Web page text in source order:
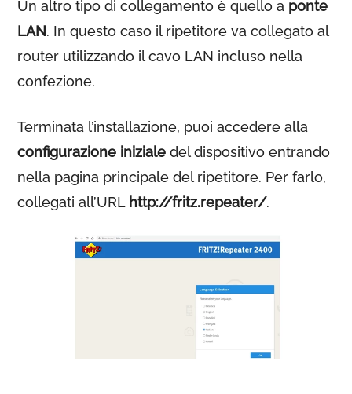
Un altro tipo di collegamento è quello a ponte
LAN. In questo caso il ripetitore va collegato al
router utilizzando il cavo LAN incluso nella
confezione.
Terminata l’installazione, puoi accedere alla
configurazione iniziale del dispositivo entrando
nella pagina principale del ripetitore. Per farlo,
collegati all’URL http://fritz.repeater/.